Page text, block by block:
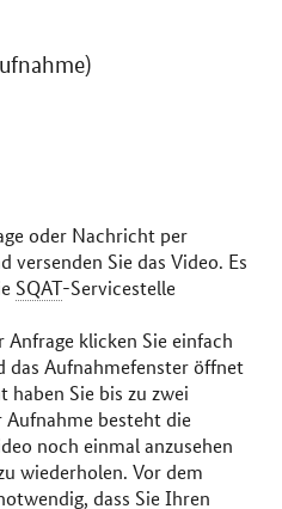
oder Nachricht per
versenden Sie das Video. Es
SQAT-Servicestelle
klicken Sie einfach
das Aufnahmefenster öffnet
Sie bis zu zwei
besteht die
noch einmal anzusehen
wiederholen. Vor dem
dass Sie Ihren